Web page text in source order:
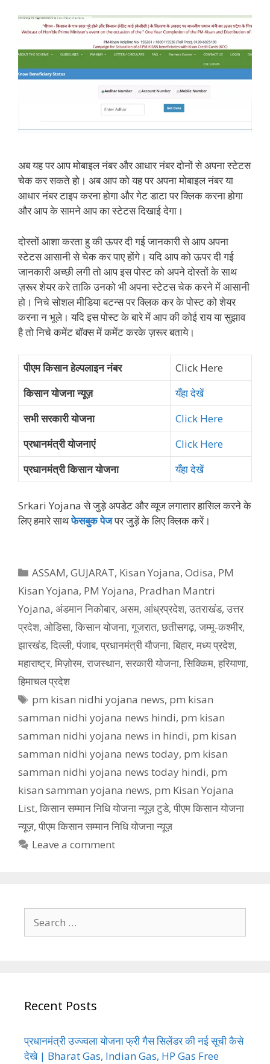
अब यह पर आप मोबाइल नंबर और आधार नंबर दोनों से अपना स्टेटस
चेक कर सकते हो। अब आप को यह पर अपना मोबाइल नंबर या
आधार नंबर टाइप करना होगा और गेट डाटा पर क्लिक करना होगा
और आप के सामने आप का स्टेटस दिखाई देगा।
दोस्तों आशा करता हु की ऊपर दी गई जानकारी से आप अपना
स्टेटस आसानी से चेक कर पाए होंगे। यदि आप को ऊपर दी गई
जानकारी अच्छी लगी तो आप इस पोस्ट को अपने दोस्तों के साथ
ज़रूर शेयर करे ताकि उनको भी अपना स्टेटस चेक करने में आसानी
हो। निचे सोशल मीडिया बटन्स पर क्लिक कर के पोस्ट को शेयर
करना न भूले। यदि इस पोस्ट के बारे में आप की कोई राय या सुझाव
है तो निचे कमेंट बॉक्स में कमेंट करके ज़रूर बताये।
पीएम किसान हेल्पलाइन नंबर
Click Here
किसान योजना न्यूज़
यँहा देखें
सभी सरकारी योजना
Click Here
प्रधानमंत्री योजनाएं
Click Here
प्रधानमंत्री किसान योजना
यँहा देखें
Srkari Yojana से जुड़े अपडेट और व्‍यूज लगातार हासिल करने के
लिए हमारे साथफेसबुक पेजपर जुड़ें के ल‍िए क्‍ल‍िक करें।
Categories
ASSAM,GUJARAT, Kisan Yojana,Odisa, PM
Kisan Yojana, PM Yojana, Pradhan Mantri
Yojana, अंडमान निकोबार, असम, आंध्रप्रदेश, उतराखंड, उत्तर
प्रदेश, ओडिसा, किसान योजना, गूजरात, छतीसगढ़, जम्मू-कश्मीर,
झारखंड, दिल्ली, पंजाब, प्रधानमंत्री यौजना, बिहार, मध्य प्रदेश,
महाराष्ट्र, मिज़ोरम, राजस्थान, सरकारी योजना, सिक्किम, हरियाणा,
हिमाचल प्रदेश
Tags
pm kisan nidhi yojana news, pm kisan
samman nidhi yojana news hindi, pm kisan
samman nidhi yojana news in hindi, pm kisan
samman nidhi yojana news today, pm kisan
samman nidhi yojana news today hindi, pm
kisan samman yojana news, pm Kisan Yojana
List, किसान सम्मान निधि योजना न्यूज़ टुडे, पीएम किसान योजना
न्यूज़, पीएम किसान सम्मान निधि योजना न्यूज़
Leave a comment
for:
Recent Posts
प्रधानमंत्री उज्ज्वला योजना फ्री गैस सिलेंडर की नई सूची कैसे
देखे | Bharat Gas, Indian Gas, HP Gas Free